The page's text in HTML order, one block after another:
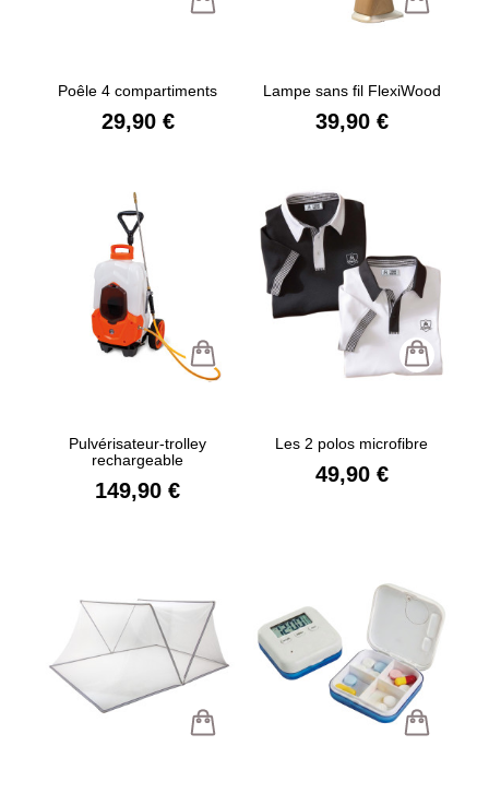
Poêle 4 compartiments
29,90 €
Lampe sans fil FlexiWood
39,90 €
Pulvérisateur-trolley
rechargeable
149,90 €
Les 2 polos microfibre
49,90 €